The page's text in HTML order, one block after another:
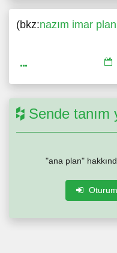
(bkz:nazım imar
Sende tanım
"ana plan"